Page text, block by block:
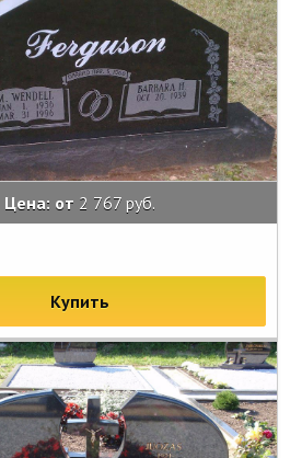
Цена: от 2 767 руб.
Купить